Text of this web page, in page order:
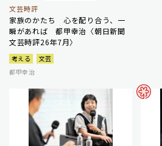
文芸時評
家族のかたち 心を配り合う、一
瞬があれば 都甲幸治〈朝日新聞
文芸時評26年7月〉
考える
文芸
都甲幸治